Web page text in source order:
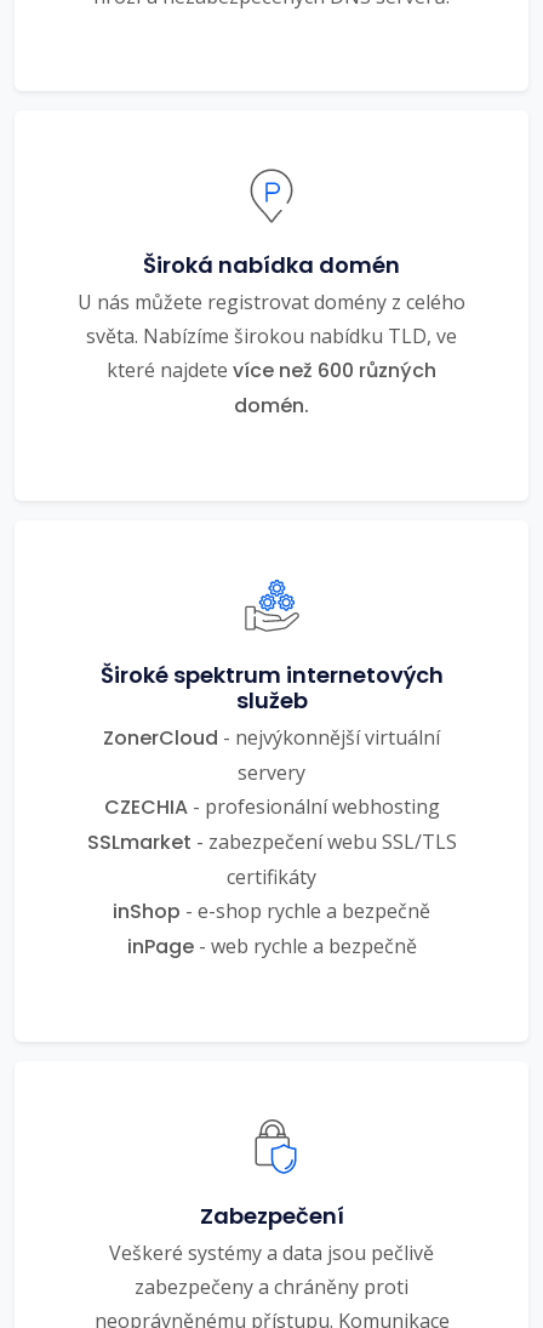
Široká nabídka domén
U nás můžete registrovat domény z celého
světa. Nabízíme širokou nabídku TLD, ve
které najdete více než 600 různých
domén.
Široké spektrum internetových
služeb
ZonerCloud - nejvýkonnější virtuální
servery
CZECHIA- profesionální webhosting
SSLmarket - zabezpečení webu SSL/TLS
certifikáty
inShop - e-shop rychle a bezpečně
inPage- web rychle a bezpečně
Zabezpečení
Veškeré systémy a data jsou pečlivě
zabezpečeny a chráněny proti
neoprávněnému přístupu. Komunikace